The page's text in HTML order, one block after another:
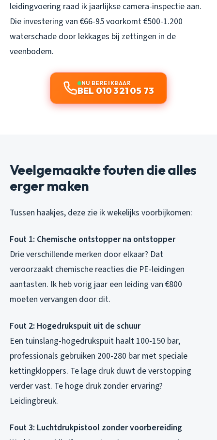
leidingvoering raad ik jaarlijkse camera-inspectie aan.
Die investering van €66-95 voorkomt €500-1.200
waterschade door lekkages bij zettingen in de
veenbodem.
NU BEREIKBAAR
BEL 010 321 05 73
Veelgemaakte fouten die alles
erger maken
Tussen haakjes, deze zie ik wekelijks voorbijkomen:
Fout 1: Chemische ontstopper na ontstopper
Drie verschillende merken door elkaar? Dat
veroorzaakt chemische reacties die PE-leidingen
aantasten. Ik heb vorig jaar een leiding van €800
moeten vervangen door dit.
Fout 2: Hogedrukspuit uit de schuur
Een tuinslang-hogedrukspuit haalt 100-150 bar,
professionals gebruiken 200-280 bar met speciale
kettingkloppers. Te lage druk duwt de verstopping
verder vast. Te hoge druk zonder ervaring?
Leidingbreuk.
Fout 3: Luchtdrukpistool zonder voorbereiding